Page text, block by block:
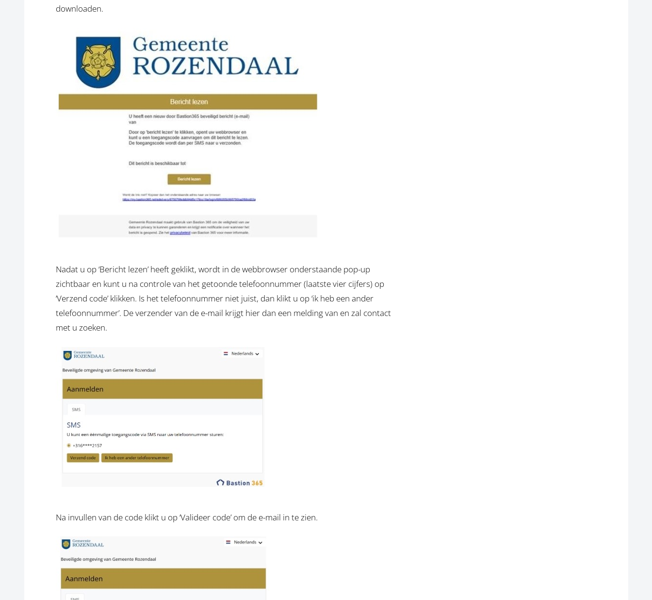
downloaden.
Nadat u op ‘Bericht lezen’ heeft geklikt, wordt in de webbrowser onderstaande pop-up
zichtbaar en kunt u na controle van het getoonde telefoonnummer (laatste vier cijfers) op
‘Verzend code’ klikken. Is het telefoonnummer niet juist, dan klikt u op ‘ik heb een ander
telefoonnummer’. De verzender van de e-mail krijgt hier dan een melding van en zal contact
met u zoeken.
Na invullen van de code klikt u op ‘Valideer code’ om de e-mail in te zien.